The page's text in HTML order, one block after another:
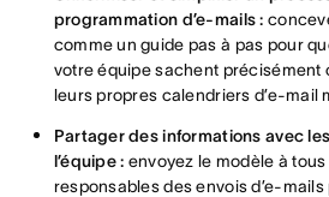
programmation d’e-mails :
comme un guide pas à pas pour
votre équipe sachent précisément
leurs propres calendriers d’e-mail
Partager des informations avec
l’équipe : envoyez le modèle à
responsables des envois d’e-